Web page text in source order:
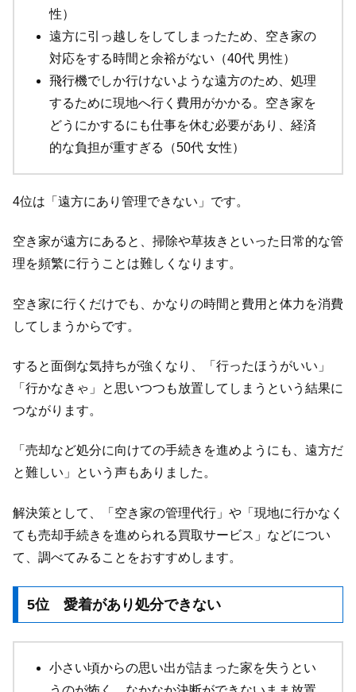
性）
遠方に引っ越しをしてしまったため、空き家の
対応をする時間と余裕がない（40代 男性）
飛行機でしか行けないような遠方のため、処理
するために現地へ行く費用がかかる。空き家を
どうにかするにも仕事を休む必要があり、経済
的な負担が重すぎる（50代 女性）
4位は「遠方にあり管理できない」です。
空き家が遠方にあると、掃除や草抜きといった日常的な管
理を頻繁に行うことは難しくなります。
空き家に行くだけでも、かなりの時間と費用と体力を消費
してしまうからです。
すると面倒な気持ちが強くなり、「行ったほうがいい」
「行かなきゃ」と思いつつも放置してしまうという結果に
つながります。
「売却など処分に向けての手続きを進めようにも、遠方だ
と難しい」という声もありました。
解決策として、「空き家の管理代行」や「現地に行かなく
ても売却手続きを進められる買取サービス」などについ
て、調べてみることをおすすめします。
5位 愛着があり処分できない
小さい頃からの思い出が詰まった家を失うとい